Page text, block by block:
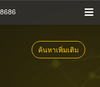
ค้นหาเพิ่มเติม